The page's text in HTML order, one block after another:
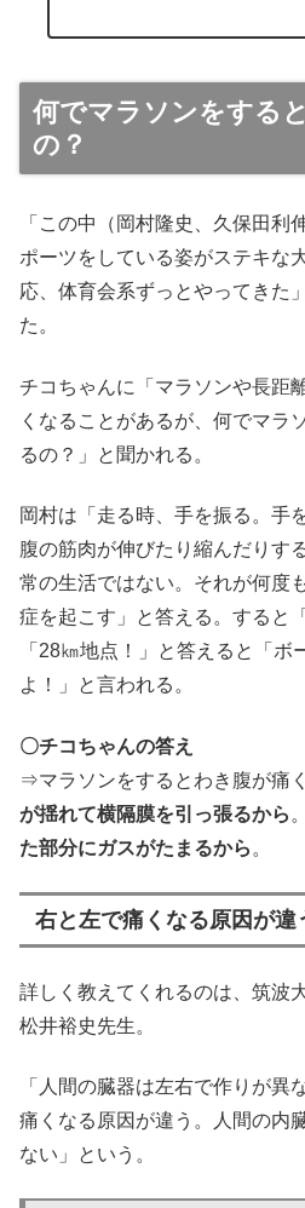
何でマラソンをする
の？
「この中（岡村隆史、久保田利
ポーツをしている姿がステキな
応、体育会系ずっとやってきた
た。
チコちゃんに「マラソンや長距
くなることがあるが、何でマラ
るの？」と聞かれる。
岡村は「走る時、手を振る。手
腹の筋肉が伸びたり縮んだりす
常の生活ではない。それが何度
症を起こす」と答える。すると
「28㎞地点！」と答えると「ボ
よ！」と言われる。
〇チコちゃんの答え
⇒マラソンをするとわき腹が痛
が揺れて横隔膜を引っ張るから 。
た部分にガスがたまるから 。
右と左で痛くなる原因が違
詳しく教えてくれるのは、筑波
松井裕史先生。
「人間の臓器は左右で作りが異
痛くなる原因が違う。人間の内
ない」という。